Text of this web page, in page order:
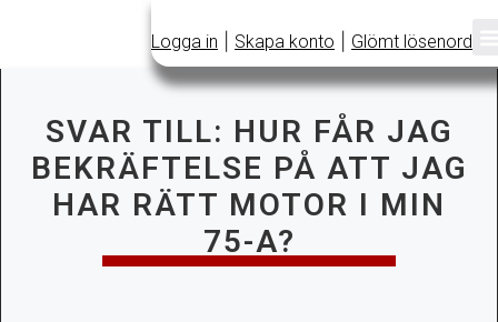
Logga in Skapa konto Glömt lösenord
SVAR TILL: HUR FÅR JAG
BEKRÄFTELSE PÅ ATT JAG
HAR RÄTT MOTOR I MIN
75-A?